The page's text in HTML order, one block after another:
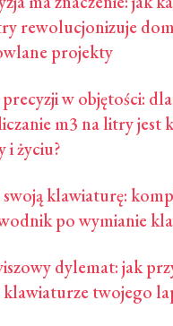
rewolucjonizuje
projekty
w objętości:
m3 na litry jest
i życiu?
klawiaturę:
po wymianie
dylemat: jak
klawiaturze twojego